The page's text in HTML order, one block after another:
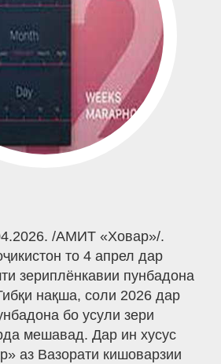
/АМИТ «Ховар»/.
то 4 апрел дар
зериплёнкавии пунбадона
нақша, соли 2026 дар
бо усули зери
мешавад. Дар ин хусус
аз Вазорати кишоварзии